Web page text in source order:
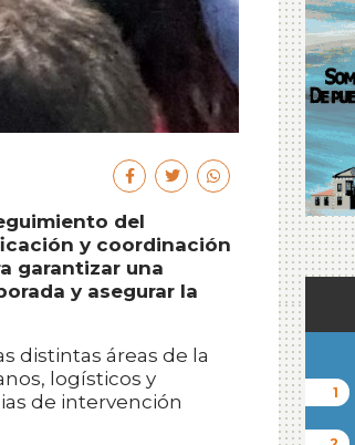
del
y coordinación
garantizar una
y asegurar la
distintas áreas de la
logísticos y
de intervención